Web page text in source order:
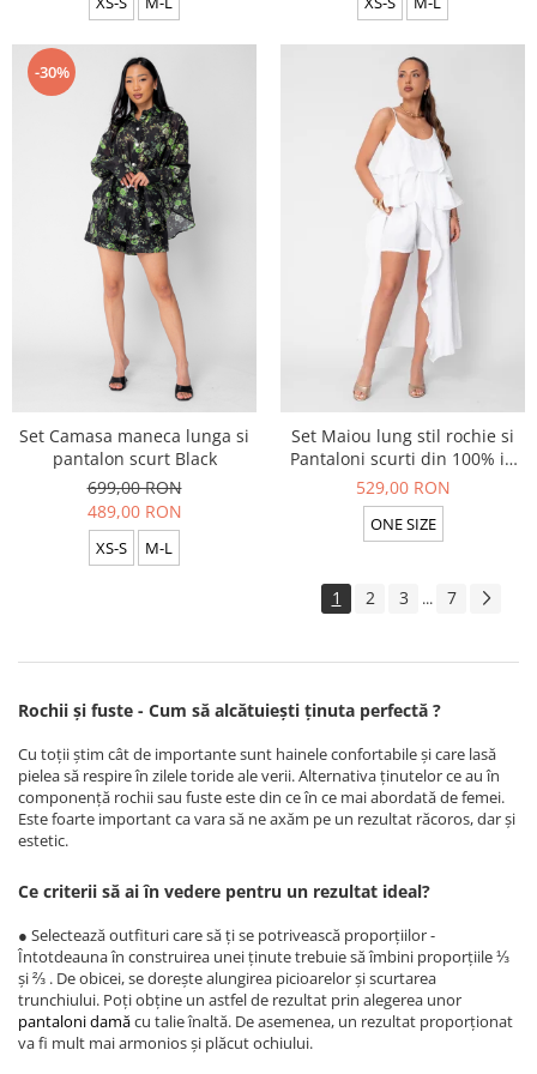
-30%
Set Camasa maneca lunga si
pantalon scurt Black
699,00 RON
489,00 RON
XS-S M-L
Set Maiou lung stil rochie si
Pantaloni scurti din 100% in
White
529,00 RON
ONE SIZE
1 2 3 ... 7
Rochii și fuste - Cum să alcătuiești ținuta perfectă ?
Cu toții știm cât de importante sunt hainele confortabile și care lasă
pielea să respire în zilele toride ale verii. Alternativa ținutelor ce au în
componență rochii sau fuste este din ce în ce mai abordată de femei.
Este foarte important ca vara să ne axăm pe un rezultat răcoros, dar și
estetic.
Ce criterii să ai în vedere pentru un rezultat ideal?
● Selectează outfituri care să ți se potrivească proporțiilor -
Întotdeauna în construirea unei ținute trebuie să îmbini proporțiile ⅓
și ⅔ . De obicei, se dorește alungirea picioarelor și scurtarea
trunchiului. Poți obține un astfel de rezultat prin alegerea unor
pantaloni damăcu talie înaltă. De asemenea, un rezultat proporționat
va fi mult mai armonios și plăcut ochiului.